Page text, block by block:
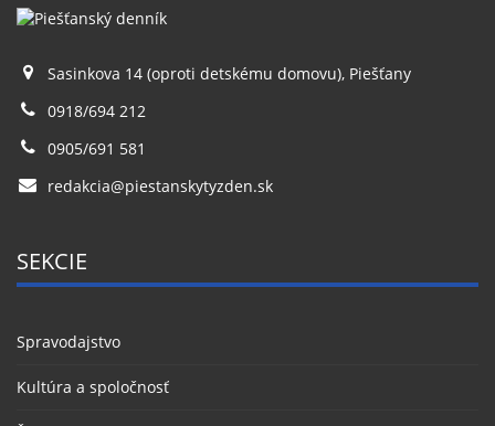
Sasinkova 14 (oproti detskému domovu), Piešťany
0918/694 212
0905/691 581
redakcia@piestanskytyzden.sk
SEKCIE
Spravodajstvo
Kultúra a spoločnosť